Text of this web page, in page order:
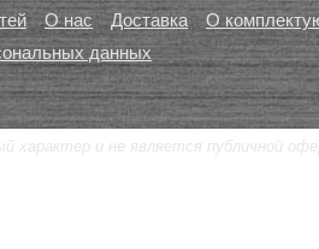
О нас Доставка
О
данных
характер и не является публичной